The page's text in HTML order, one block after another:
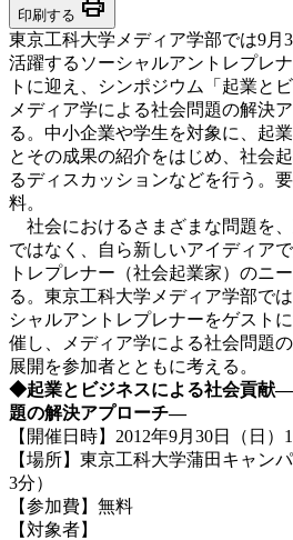
印刷する print
東京工科大学メディア学部では9月
活躍するソーシャルアントレプレ
トに迎え、シンポジウム「起業と
メディア学による社会問題の解決
る。中小企業や学生を対象に、起
とその成果の紹介をはじめ、社会
るディスカッションなどを行う。
料。
社会におけるさまざまな問題を
ではなく、自ら新しいアイディア
トレプレナー（社会起業家）のニ
る。東京工科大学メディア学部で
シャルアントレプレナーをゲスト
催し、メディア学による社会問題
展開を参加者とともに考える。
◆起業とビジネスによる社会貢献―
題の解決アプローチ―
【開催日時】2012年9月30日（日）
【場所】東京工科大学蒲田キャン
3分）
【参加費】無料
【対象者】